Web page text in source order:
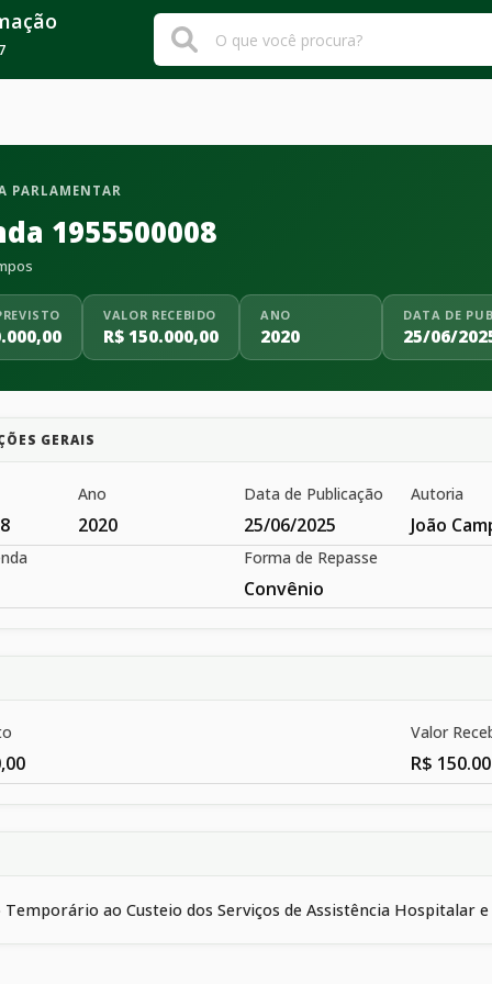
PARLAMENTAR
1955500008
VALOR RECEBIDO
R$ 150.000,00
ANO
2020
DATA DE
25/06/
GERAIS
Ano
2020
Data de Publicação
25/06/2025
Autoria
João
Forma de Repasse
Convênio
Valor
R$
ao Custeio dos Serviços de Assistência Hospitalar